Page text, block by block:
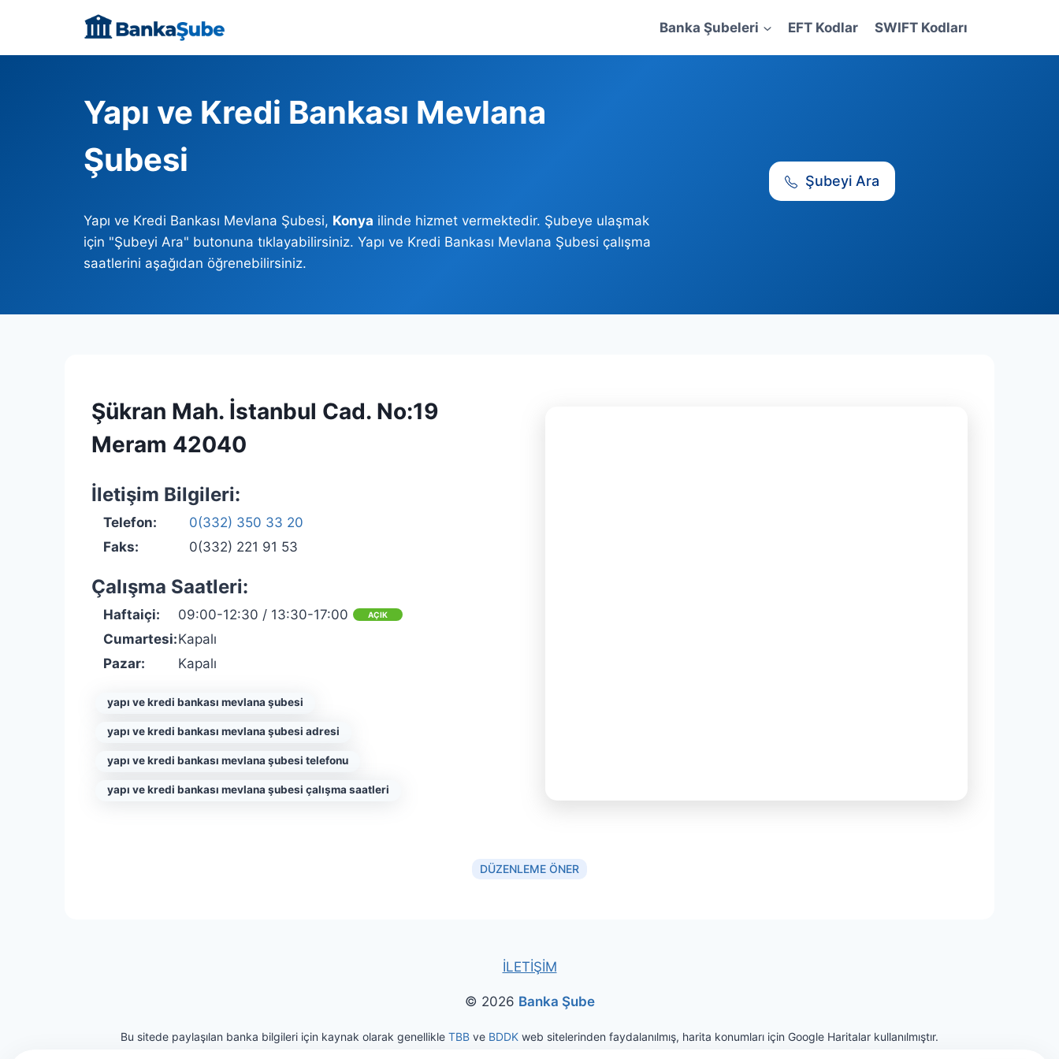
content
Banka Şubeleri EFT Kodlar SWIFT Kodları
Yapı ve Kredi Bankası Mevlana
Şubesi
Yapı ve Kredi Bankası Mevlana Şubesi, Konya ilinde hizmet vermektedir. Şubeye ulaşmak
için "Şubeyi Ara" butonuna tıklayabilirsiniz. Yapı ve Kredi Bankası Mevlana Şubesi çalışma
saatlerini aşağıdan öğrenebilirsiniz.
Şubeyi Ara
Şükran Mah. İstanbul Cad. No:19
Meram 42040
İletişim Bilgileri:
Telefon:
0(332) 350 33 20
Faks:
0(332) 221 91 53
Çalışma Saatleri:
Haftaiçi: 09:00-12:30 / 13:30-17:00 AÇIK
Cumartesi:Kapalı
Pazar:
Kapalı
yapı ve kredi bankası mevlana şubesi
yapı ve kredi bankası mevlana şubesi adresi
yapı ve kredi bankası mevlana şubesi telefonu
yapı ve kredi bankası mevlana şubesi çalışma saatleri
DÜZENLEME ÖNER
İLETİŞİM
© 2026 Banka Şube
Bu sitede paylaşılan banka bilgileri için kaynak olarak genellikle TBB ve BDDK web sitelerinden faydalanılmış, harita konumları için Google Haritalar kullanılmıştır.